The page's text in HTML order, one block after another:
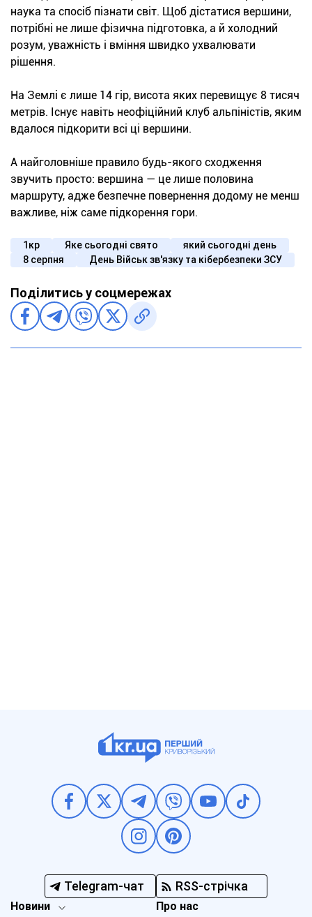
наука та спосіб пізнати світ. Щоб дістатися вершини,
потрібні не лише фізична підготовка, а й холодний
розум, уважність і вміння швидко ухвалювати
рішення.
На Землі є лише 14 гір, висота яких перевищує 8 тисяч
метрів. Існує навіть неофіційний клуб альпіністів, яким
вдалося підкорити всі ці вершини.
А найголовніше правило будь-якого сходження
звучить просто: вершина — це лише половина
маршруту, адже безпечне повернення додому не менш
важливе, ніж саме підкорення гори.
1кр Яке сьогодні свято
який сьогодні день
8 серпня
День Військ зв'язку та кібербезпеки ЗСУ
Поділитись у соцмережах
Telegram-чат RSS-стрічка
Новини Про нас